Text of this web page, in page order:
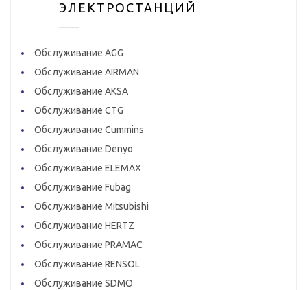
ЭЛЕКТРОСТАНЦИЙ
Обслуживание AGG
Обслуживание AIRMAN
Обслуживание AKSA
Обслуживание CTG
Обслуживание Cummins
Обслуживание Denyo
Обслуживание ELEMAX
Обслуживание Fubag
Обслуживание Mitsubishi
Обслуживание HERTZ
Обслуживание PRAMAC
Обслуживание RENSOL
Обслуживание SDMO